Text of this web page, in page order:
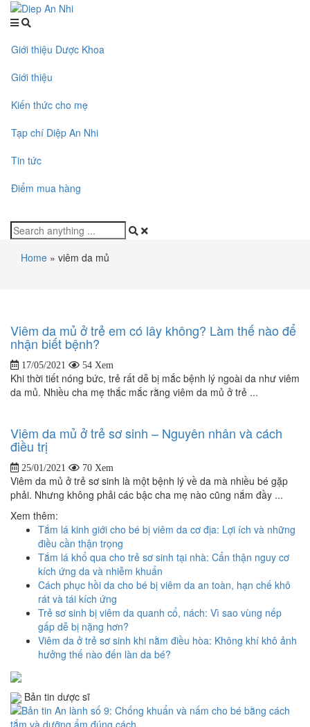
Giới thiệu Dược Khoa
Giới thiệu
Kiến thức cho mẹ
Tạp chí Diệp An Nhi
Tin tức
Điểm mua hàng
Home » viêm da mủ
Viêm da mủ ở trẻ em có lây không? Làm thế nào để
nhận biết bệnh?
17/05/2021 54 Xem
Khi thời tiết nóng bức, trẻ rất dễ bị mắc bệnh lý ngoài da như viêm
da mủ. Nhiều cha mẹ thắc mắc rằng viêm da mủ ở trẻ ...
Viêm da mủ ở trẻ sơ sinh – Nguyên nhân và cách
điều trị
25/01/2021 70 Xem
Viêm da mủ ở trẻ sơ sinh là một bệnh lý về da mà nhiều bé gặp
phải. Nhưng không phải các bậc cha mẹ nào cũng nắm đầy ...
Xem thêm:
Tắm lá kinh giới cho bé bị viêm da cơ địa: Lợi ích và những
điều cần thận trọng
Tắm lá khổ qua cho trẻ sơ sinh tại nhà: Cẩn thận nguy cơ
kích ứng da và nhiễm khuẩn
Cách phục hồi da cho bé bị viêm da an toàn, hạn chế khô
rát và tái kích ứng
Trẻ sơ sinh bị viêm da quanh cổ, nách: Vì sao vùng nếp
gấp dễ bị nặng hơn?
Viêm da ở trẻ sơ sinh khi nằm điều hòa: Không khí khô ảnh
hưởng thế nào đến làn da bé?
Bản tin dược sĩ